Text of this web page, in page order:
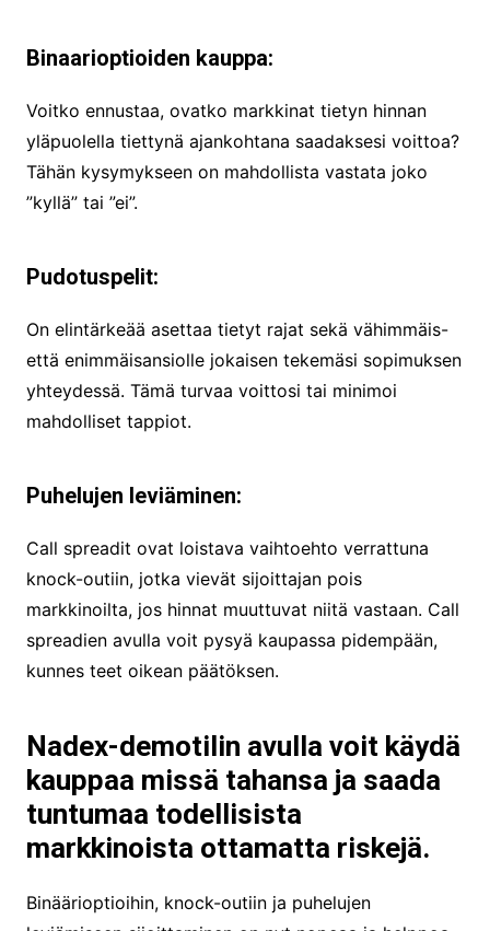
Binaarioptioiden kauppa:
Voitko ennustaa, ovatko markkinat tietyn hinnan
yläpuolella tiettynä ajankohtana saadaksesi voittoa?
Tähän kysymykseen on mahdollista vastata joko
”kyllä” tai ”ei”.
Pudotuspelit:
On elintärkeää asettaa tietyt rajat sekä vähimmäis-
että enimmäisansiolle jokaisen tekemäsi sopimuksen
yhteydessä. Tämä turvaa voittosi tai minimoi
mahdolliset tappiot.
Puhelujen leviäminen:
Call spreadit ovat loistava vaihtoehto verrattuna
knock-outiin, jotka vievät sijoittajan pois
markkinoilta, jos hinnat muuttuvat niitä vastaan. Call
spreadien avulla voit pysyä kaupassa pidempään,
kunnes teet oikean päätöksen.
Nadex-demotilin avulla voit käydä
kauppaa missä tahansa ja saada
tuntumaa todellisista
markkinoista ottamatta riskejä.
Binäärioptioihin, knock-outiin ja puhelujen